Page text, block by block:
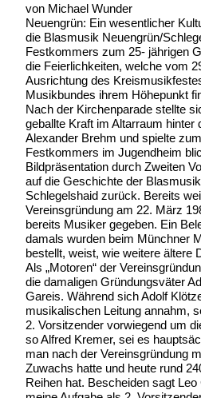
von Michael Wunder
Neuengrün: Ein wesentlicher
die Blasmusik Neuengrün/
Festkommers zum 25- jährigen
die Feierlichkeiten, welche vom
Ausrichtung des
Musikbundes ihrem Höhepunkt
Nach der Kirchenparade stellte
geballte Kraft im Altarraum hinter
Alexander Brehm und spielte
Festkommers im Jugendheim
Bildpräsentation durch Zweiten
auf die Geschichte der
Schlegelshaid zurück. Bereits
Vereinsgründung am 22. März
bereits Musiker gegeben. Ein
damals wurden beim Münchner
bestellt, weist, wie weitere ältere
Als „Motoren“ der
die damaligen Gründungsväter
Gareis. Während sich Adolf
musikalischen Leitung annahm,
2. Vorsitzender vorwiegend um
so Alfred Kremer, sei es
man nach der Vereinsgründung
Zuwachs hatte und heute rund
Reihen hat. Bescheiden sagt Leo